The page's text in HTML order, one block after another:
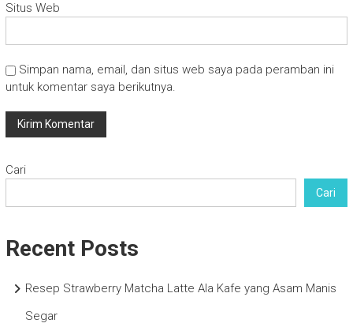
Situs Web
Simpan nama, email, dan situs web saya pada peramban ini
untuk komentar saya berikutnya.
Cari
Cari
Recent Posts
Resep Strawberry Matcha Latte Ala Kafe yang Asam Manis
Segar